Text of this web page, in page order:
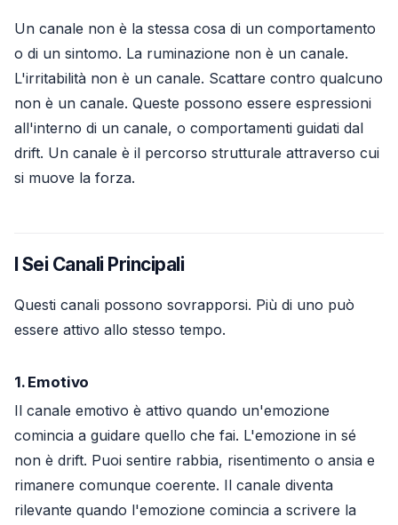
Un canale non è la stessa cosa di un comportamento
o di un sintomo. La ruminazione non è un canale.
L'irritabilità non è un canale. Scattare contro qualcuno
non è un canale. Queste possono essere espressioni
all'interno di un canale, o comportamenti guidati dal
drift. Un canale è il percorso strutturale attraverso cui
si muove la forza.
I Sei Canali Principali
Questi canali possono sovrapporsi. Più di uno può
essere attivo allo stesso tempo.
1. Emotivo
Il canale emotivo è attivo quando un'emozione
comincia a guidare quello che fai. L'emozione in sé
non è drift. Puoi sentire rabbia, risentimento o ansia e
rimanere comunque coerente. Il canale diventa
rilevante quando l'emozione comincia a scrivere la